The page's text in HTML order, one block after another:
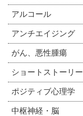
アルコール
アンチエイジング
がん、悪性腫瘍
ショートストーリー
ポジティブ心理学
中枢神経・脳